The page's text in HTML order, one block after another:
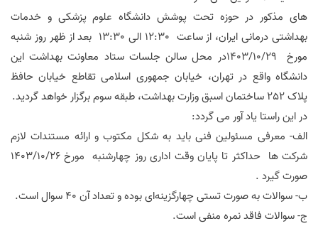
های مذکور در حوزه تحت پوشش دانشگاه علوم پزشکی و خدمات
بهداشتی درمانی ایران، از ساعت 12:30 الی 13:30 بعد از ظهر روز شنبه
مورخ 29
/
10
/
1403در محل سالن جلسات ستاد معاونت بهداشت این
دانشگاه واقع در تهران، خیابان جمهوری اسلامی تقاطع خیابان حافظ
پلاک 252 ساختمان اسبق وزارت بهداشت، طبقه سوم برگزار خواهد گردید.
در این راستا یاد آور می گردد:
الف- معرفی مسئولین فنی باید به شکل مکتوب و ارائه مستندات لازم
شرکت ها حداکثر تا پایان وقت اداری روز چهارشنبه مورخ 26
/
10
/
1403
صورت گیرد .
ب- سوالات به صورت تستی چهارگزینه‌ای بوده و تعداد آن ۴۰ سوال است.
ج- سوالات فاقد نمره منفی است.